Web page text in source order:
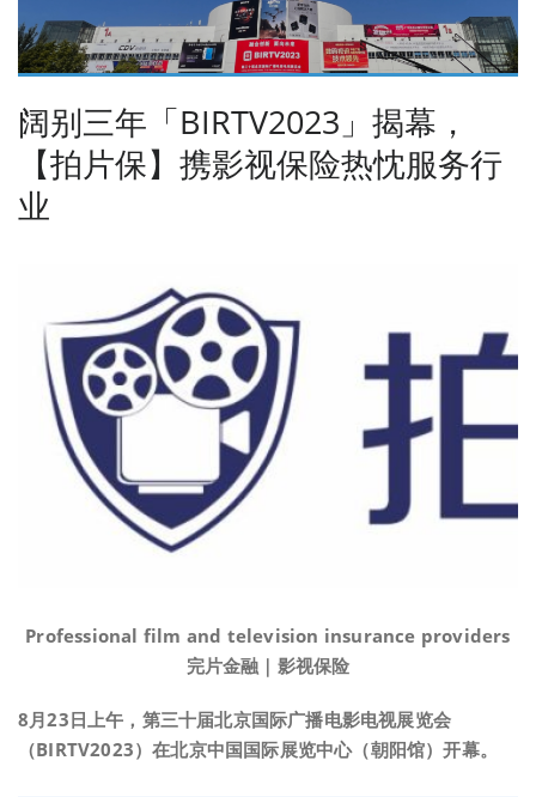
阔别三年「BIRTV2023」揭幕，
【拍片保】携影视保险热忱服务行
业
Professional film and television insurance providers
完片金融｜影视保险
8月23日上午，第三十届北京国际广播电影电视展览会
（BIRTV2023）在北京中国国际展览中心（朝阳馆）开幕。